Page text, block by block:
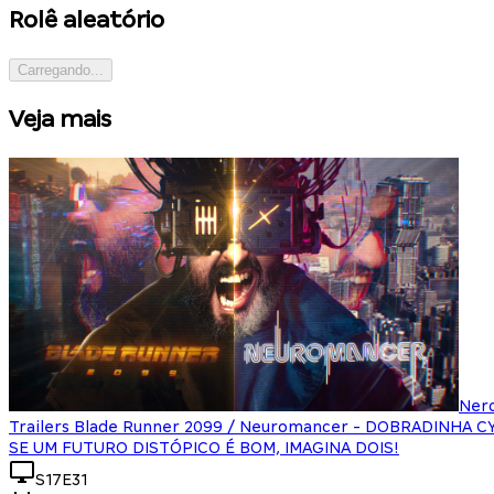
Rolê aleatório
Carregando...
Veja mais
Trailers Blade Runner 2099 / Neuromancer - DOBRADINHA
SE UM FUTURO DISTÓPICO É BOM, IMAGINA DOIS!
S17E31